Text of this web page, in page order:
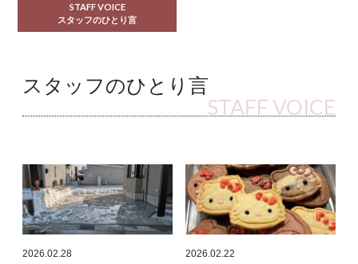
STAFF VOICE
スタッフのひとり言
スタッフのひとり言
STAFF VOICE
2026.02.28 2026.02.22